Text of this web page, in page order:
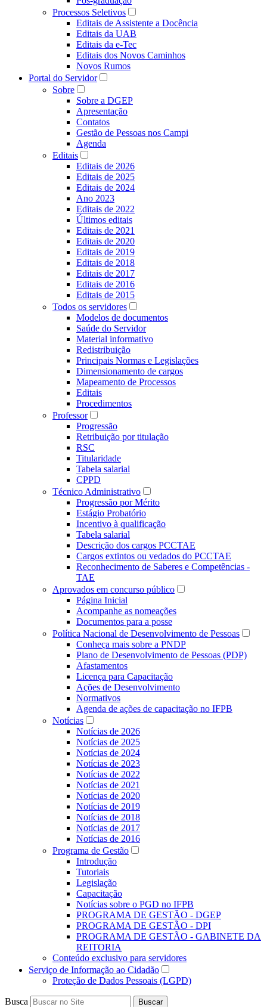
Processos Seletivos
Editais de Assistente a Docência
Editais da UAB
Editais da e-Tec
Editais dos Novos Caminhos
Novos Rumos
Portal do Servidor
Sobre
Sobre a DGEP
Apresentação
Contatos
Gestão de Pessoas nos Campi
Agenda
Editais
Editais de 2026
Editais de 2025
Editais de 2024
Ano 2023
Editais de 2022
Últimos editais
Editais de 2021
Editais de 2020
Editais de 2019
Editais de 2018
Editais de 2017
Editais de 2016
Editais de 2015
Todos os servidores
Modelos de documentos
Saúde do Servidor
Material informativo
Redistribuição
Principais Normas e Legislações
Dimensionamento de cargos
Mapeamento de Processos
Editais
Procedimentos
Professor
Progressão
Retribuição por titulação
RSC
Titularidade
Tabela salarial
CPPD
Técnico Administrativo
Progressão por Mérito
Estágio Probatório
Incentivo à qualificação
Tabela salarial
Descrição dos cargos PCCTAE
Cargos extintos ou vedados do PCCTAE
Reconhecimento de Saberes e Competências -
TAE
Aprovados em concurso público
Página Inicial
Acompanhe as nomeações
Documentos para a posse
Política Nacional de Desenvolvimento de Pessoas
Conheça mais sobre a PNDP
Plano de Desenvolvimento de Pessoas (PDP)
Afastamentos
Licença para Capacitação
Ações de Desenvolvimento
Normativos
Agenda de ações de capacitação no IFPB
Notícias
Notícias de 2026
Notícias de 2025
Notícias de 2024
Notícias de 2023
Notícias de 2022
Notícias de 2021
Notícias de 2020
Notícias de 2019
Notícias de 2018
Notícias de 2017
Notícias de 2016
Programa de Gestão
Introdução
Tutoriais
Legislação
Capacitação
Notícias sobre o PGD no IFPB
PROGRAMA DE GESTÃO - DGEP
PROGRAMA DE GESTÃO - DPI
PROGRAMA DE GESTÃO - GABINETE DA
REITORIA
Conteúdo exclusivo para servidores
Serviço de Informação ao Cidadão
Proteção de Dados Pessoais (LGPD)
Busca Buscar